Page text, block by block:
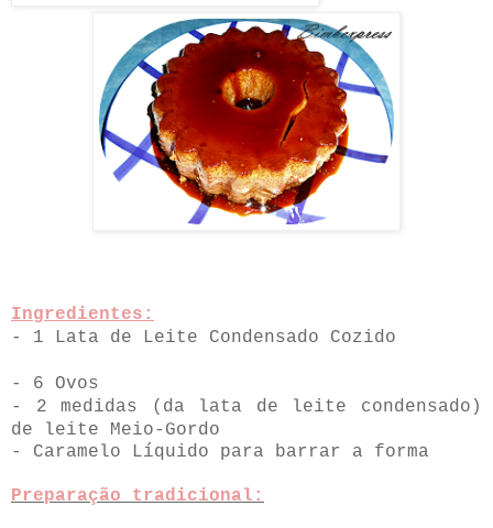
Ingredientes:
- 1 Lata de Leite Condensado Cozido
- 6 Ovos
- 2 medidas (da lata de leite condensado)
de leite Meio-Gordo
- Caramelo Líquido para barrar a forma
Preparação tradicional: